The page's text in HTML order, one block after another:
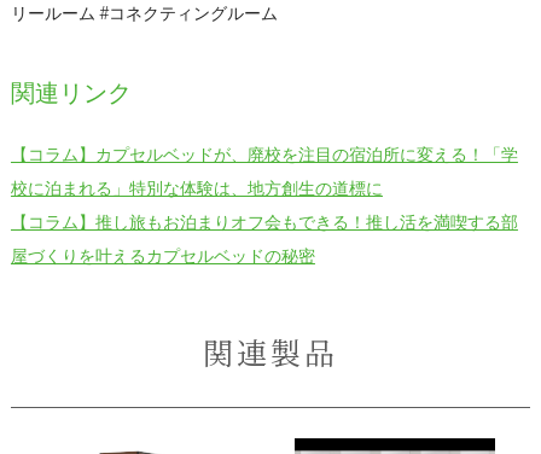
リールーム #コネクティングルーム
関連リンク
【コラム】カプセルベッドが、廃校を注目の宿泊所に変える！「学
校に泊まれる」特別な体験は、地方創生の道標に
【コラム】推し旅もお泊まりオフ会もできる！推し活を満喫する部
屋づくりを叶えるカプセルベッドの秘密
関連製品